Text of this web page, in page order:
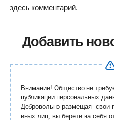
здесь комментарий.
Добавить
Внимание! Общество не
публикации персональных
Добровольно размещая свои
иных лиц, вы берете на себя